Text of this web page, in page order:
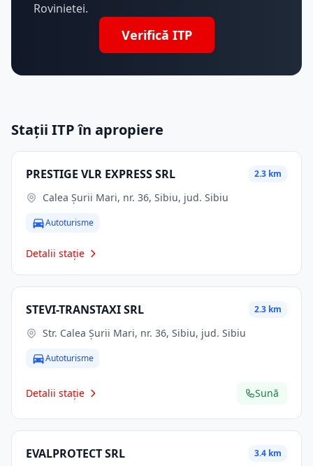
Rovinietei.
Verifică ITP
Stații ITP în apropiere
PRESTIGE VLR EXPRESS SRL 2.3 km
Calea Șurii Mari, nr. 36, Sibiu, jud. Sibiu
Autoturisme
Detalii stație
STEVI-TRANSTAXI SRL 2.3 km
Str. Calea Şurii Mari, nr. 36, Sibiu, jud. Sibiu
Autoturisme
Detalii stație Sună
EVALPROTECT SRL 3.4 km